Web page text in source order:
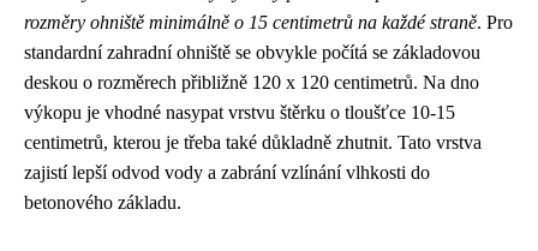
rozměry ohniště minimálně o 15 centimetrů na každé straně. Pro
standardní zahradní ohniště se obvykle počítá se základovou
deskou o rozměrech přibližně 120 x 120 centimetrů. Na dno
výkopu je vhodné nasypat vrstvu štěrku o tloušťce 10-15
centimetrů, kterou je třeba také důkladně zhutnit. Tato vrstva
zajistí lepší odvod vody a zabrání vzlínání vlhkosti do
betonového základu.